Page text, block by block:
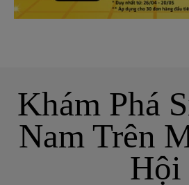
Khám Phá
Nam Trên
Hội